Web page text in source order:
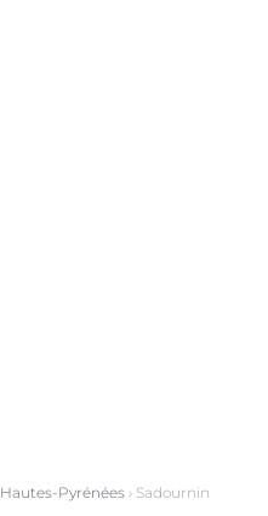
Hautes-Pyrénées› Sadournin